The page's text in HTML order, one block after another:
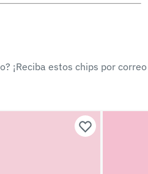
¡Reciba estos chips por correo